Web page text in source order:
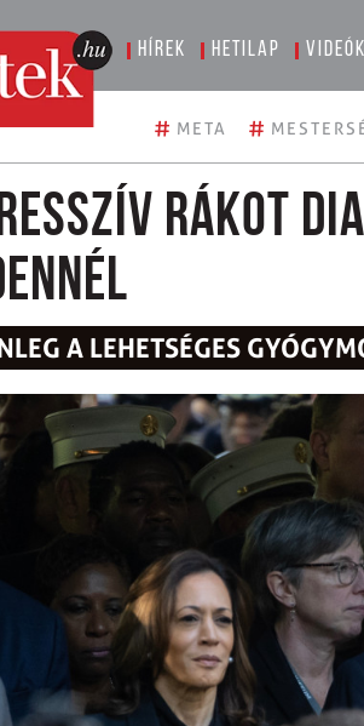
Hírek Hetilap Videók
# META #
rákot
A LEHETSÉGES